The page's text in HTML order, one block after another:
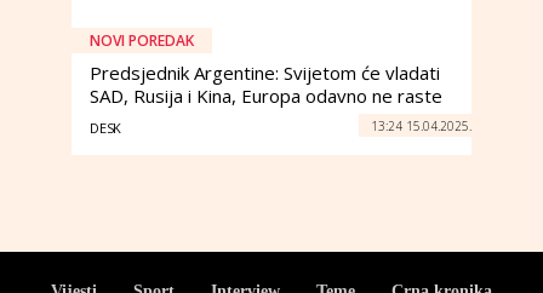
NOVI POREDAK
Predsjednik Argentine: Svijetom će vladati
SAD, Rusija i Kina, Europa odavno ne raste
DESK 13:24 15.04.2025.